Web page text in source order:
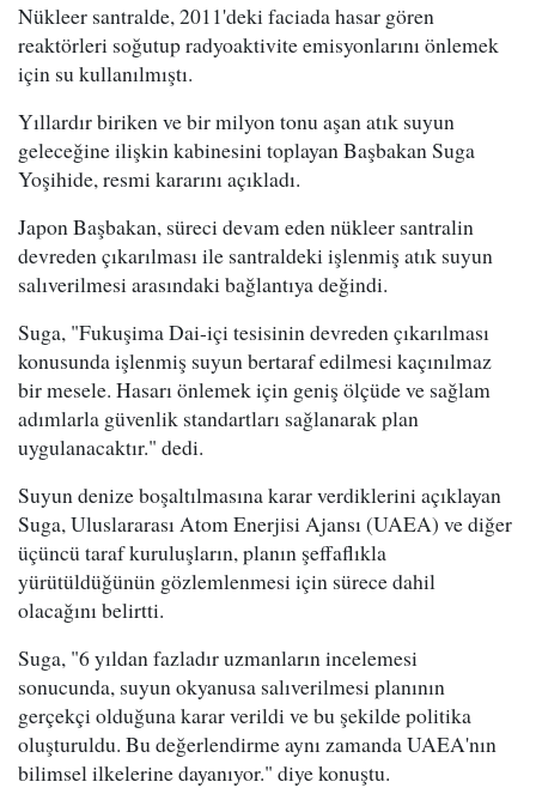
Nükleer santralde, 2011'deki faciada hasar gören
reaktörleri soğutup radyoaktivite emisyonlarını önlemek
için su kullanılmıştı.
Yıllardır biriken ve bir milyon tonu aşan atık suyun
geleceğine ilişkin kabinesini toplayan Başbakan Suga
Yoşihide, resmi kararını açıkladı.
Japon Başbakan, süreci devam eden nükleer santralin
devreden çıkarılması ile santraldeki işlenmiş atık suyun
salıverilmesi arasındaki bağlantıya değindi.
Suga, "Fukuşima Dai-içi tesisinin devreden çıkarılması
konusunda işlenmiş suyun bertaraf edilmesi kaçınılmaz
bir mesele. Hasarı önlemek için geniş ölçüde ve sağlam
adımlarla güvenlik standartları sağlanarak plan
uygulanacaktır." dedi.
Suyun denize boşaltılmasına karar verdiklerini açıklayan
Suga, Uluslararası Atom Enerjisi Ajansı (UAEA) ve diğer
üçüncü taraf kuruluşların, planın şeffaflıkla
yürütüldüğünün gözlemlenmesi için sürece dahil
olacağını belirtti.
Suga, "6 yıldan fazladır uzmanların incelemesi
sonucunda, suyun okyanusa salıverilmesi planının
gerçekçi olduğuna karar verildi ve bu şekilde politika
oluşturuldu. Bu değerlendirme aynı zamanda UAEA'nın
bilimsel ilkelerine dayanıyor." diye konuştu.